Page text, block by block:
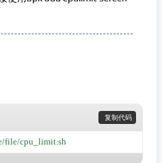
复制代码
file/cpu_limit.sh